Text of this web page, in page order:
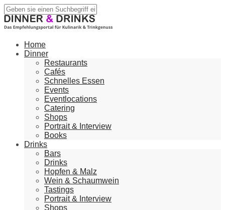
Home
Dinner
Restaurants
Cafés
Schnelles Essen
Events
Eventlocations
Catering
Shops
Portrait & Interview
Books
Drinks
Bars
Drinks
Hopfen & Malz
Wein & Schaumwein
Tastings
Portrait & Interview
Shops